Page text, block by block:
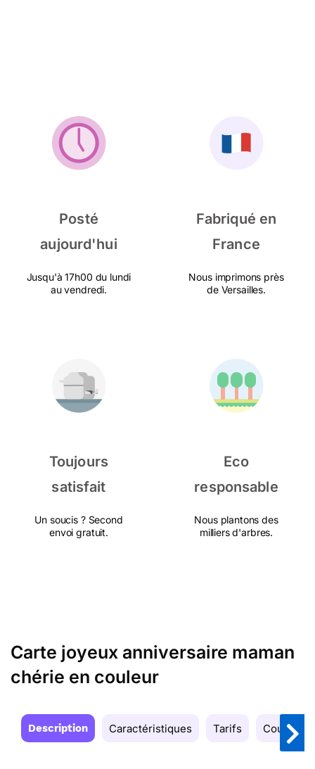
Posté
aujourd'hui
Jusqu'à 17h00 du lundi
au vendredi.
Fabriqué en
France
Nous imprimons près
de Versailles.
Toujours
satisfait
Un soucis ? Second
envoi gratuit.
Eco
responsable
Nous plantons des
milliers d'arbres.
Carte joyeux anniversaire maman
chérie en couleur
Description Caractéristiques Tarifs Couleurs